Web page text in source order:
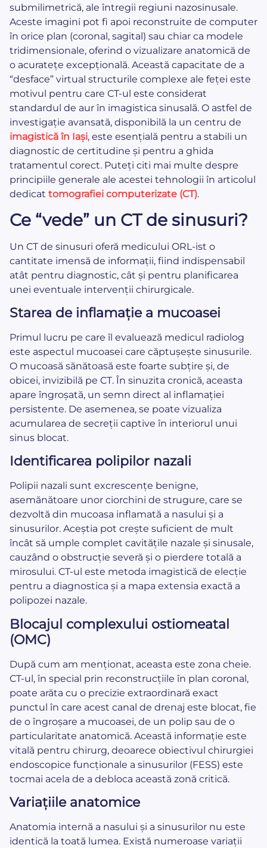
submilimetrică, ale întregii regiuni nazosinusale.
Aceste imagini pot fi apoi reconstruite de computer
în orice plan (coronal, sagital) sau chiar ca modele
tridimensionale, oferind o vizualizare anatomică de
o acuratețe excepțională. Această capacitate de a
“desface” virtual structurile complexe ale feței este
motivul pentru care CT-ul este considerat
standardul de aur în imagistica sinusală. O astfel de
investigație avansată, disponibilă la un centru de
imagistică în Iași, este esențială pentru a stabili un
diagnostic de certitudine și pentru a ghida
tratamentul corect. Puteți citi mai multe despre
principiile generale ale acestei tehnologii în articolul
dedicat tomografiei computerizate (CT).
Ce “vede” un CT de sinusuri?
Un CT de sinusuri oferă medicului ORL-ist o
cantitate imensă de informații, fiind indispensabil
atât pentru diagnostic, cât și pentru planificarea
unei eventuale intervenții chirurgicale.
Starea de inflamație a mucoasei
Primul lucru pe care îl evaluează medicul radiolog
este aspectul mucoasei care căptușește sinusurile.
O mucoasă sănătoasă este foarte subțire și, de
obicei, invizibilă pe CT. În sinuzita cronică, aceasta
apare îngroșată, un semn direct al inflamației
persistente. De asemenea, se poate vizualiza
acumularea de secreții captive în interiorul unui
sinus blocat.
Identificarea polipilor nazali
Polipii nazali sunt excrescențe benigne,
asemănătoare unor ciorchini de strugure, care se
dezvoltă din mucoasa inflamată a nasului și a
sinusurilor. Aceștia pot crește suficient de mult
încât să umple complet cavitățile nazale și sinusale,
cauzând o obstrucție severă și o pierdere totală a
mirosului. CT-ul este metoda imagistică de elecție
pentru a diagnostica și a mapa extensia exactă a
polipozei nazale.
Blocajul complexului ostiomeatal
(OMC)
După cum am menționat, aceasta este zona cheie.
CT-ul, în special prin reconstrucțiile în plan coronal,
poate arăta cu o precizie extraordinară exact
punctul în care acest canal de drenaj este blocat, fie
de o îngroșare a mucoasei, de un polip sau de o
particularitate anatomică. Această informație este
vitală pentru chirurg, deoarece obiectivul chirurgiei
endoscopice funcționale a sinusurilor (FESS) este
tocmai acela de a debloca această zonă critică.
Variațiile anatomice
Anatomia internă a nasului și a sinusurilor nu este
identică la toată lumea. Există numeroase variații